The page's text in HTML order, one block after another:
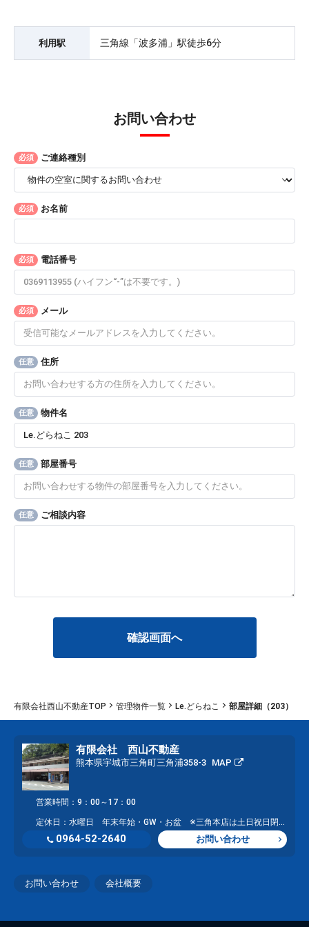
利用駅 三角線「波多浦」駅徒歩6分
お問い合わせ
必須 ご連絡種別
必須 お名前
必須 電話番号
必須 メール
任意 住所
任意 物件名
任意 部屋番号
任意 ご相談内容
有限会社西山不動産TOP 管理物件一覧 Le.どらねこ 部屋詳細（203）
有限会社 西山不動産
熊本県宇城市三角町三角浦358-3 MAP
営業時間：9：00～17：00
定休日：水曜日 年末年始・GW・お盆 ※三角本店は土日祝日閉店し、大矢野店にて営業
0964-52-2640 お問い合わせ
お問い合わせ 会社概要